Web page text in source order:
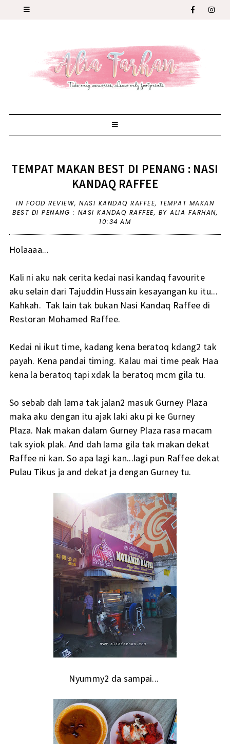
TEMPAT MAKAN BEST DI PENANG : NASI
KANDAQ RAFFEE
IN FOOD REVIEW, NASI KANDAQ RAFFEE, TEMPAT MAKAN
BEST DI PENANG : NASI KANDAQ RAFFEE, BY ALIA FARHAN,
10:34 AM
Holaaaa...
Kali ni aku nak cerita kedai nasi kandaq favourite
aku selain dari Tajuddin Hussain kesayangan ku itu...
Kahkah. Tak lain tak bukan Nasi Kandaq Raffee di
Restoran Mohamed Raffee.
Kedai ni ikut time, kadang kena beratoq kdang2 tak
payah. Kena pandai timing. Kalau mai time peak Haa
kena la beratoq tapi xdak la beratoq mcm gila tu.
So sebab dah lama tak jalan2 masuk Gurney Plaza
maka aku dengan itu ajak laki aku pi ke Gurney
Plaza. Nak makan dalam Gurney Plaza rasa macam
tak syiok plak. And dah lama gila tak makan dekat
Raffee ni kan. So apa lagi kan...lagi pun Raffee dekat
Pulau Tikus ja and dekat ja dengan Gurney tu.
Nyummy2 da sampai...